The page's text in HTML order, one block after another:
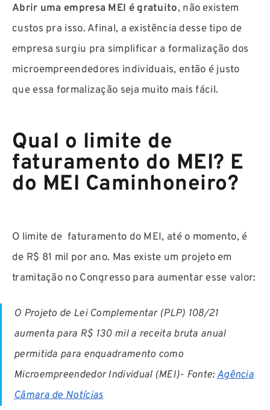
Abrir uma empresa MEI é gratuito, não existem
custos pra isso. Afinal, a existência desse tipo de
empresa surgiu pra simplificar a formalização dos
microempreendedores individuais, então é justo
que essa formalização seja muito mais fácil.
Qual o limite de
faturamento do MEI? E
do MEI Caminhoneiro?
O limite de faturamento do MEI, até o momento, é
de R$ 81 mil por ano. Mas existe um projeto em
tramitação no Congresso para aumentar esse valor:
O Projeto de Lei Complementar (PLP) 108/21
aumenta para R$ 130 mil a receita bruta anual
permitida para enquadramento como
Microempreendedor Individual (MEI)- Fonte:Agência
Câmara de Notícias